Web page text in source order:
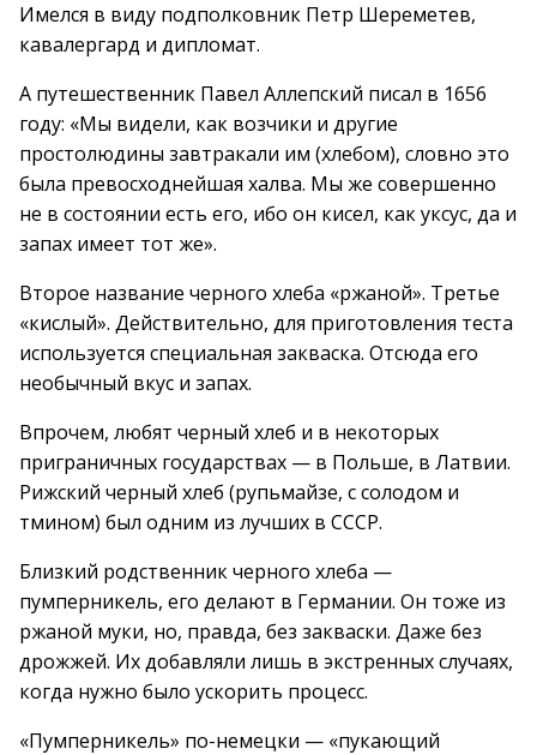
Имелся в виду подполковник Петр Шереметев,
кавалергард и дипломат.
А путешественник Павел Аллепский писал в 1656
году: «Мы видели, как возчики и другие
простолюдины завтракали им (хлебом), словно это
была превосходнейшая халва. Мы же совершенно
не в состоянии есть его, ибо он кисел, как уксус, да и
запах имеет тот же».
Второе название черного хлеба «ржаной». Третье
«кислый». Действительно, для приготовления теста
используется специальная закваска. Отсюда его
необычный вкус и запах.
Впрочем, любят черный хлеб и в некоторых
приграничных государствах — в Польше, в Латвии.
Рижский черный хлеб (рупьмайзе, с солодом и
тмином) был одним из лучших в СССР.
Близкий родственник черного хлеба —
пумперникель, его делают в Германии. Он тоже из
ржаной муки, но, правда, без закваски. Даже без
дрожжей. Их добавляли лишь в экстренных случаях,
когда нужно было ускорить процесс.
«Пумперникель» по-немецки — «пукающий